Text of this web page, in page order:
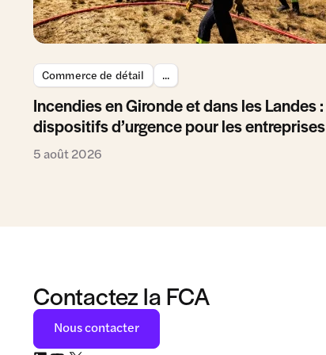
Commerce de détail ...
Incendies en Gironde et dans les Landes :
dispositifs d’urgence pour les entreprises
5 août 2026
Contactez la FCA
Nous contacter